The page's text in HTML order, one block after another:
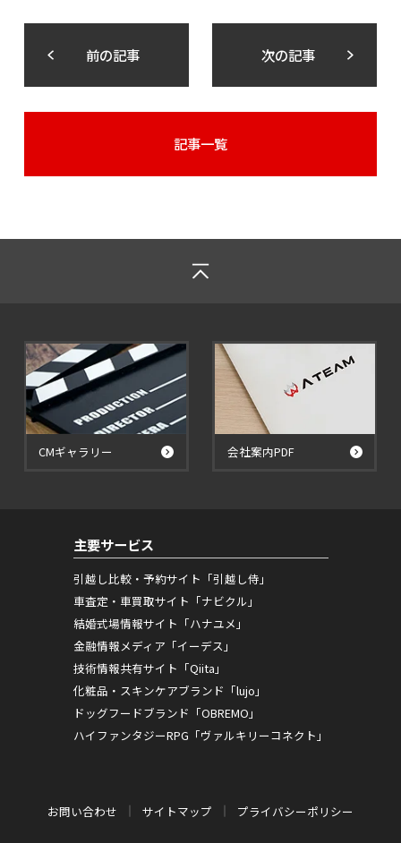
前の記事 次の記事
記事一覧
CMギャラリー 会社案内PDF
主要サービス
引越し比較・予約サイト「引越し侍」
車査定・車買取サイト「ナビクル」
結婚式場情報サイト「ハナユメ」
金融情報メディア「イーデス」
技術情報共有サイト「Qiita」
化粧品・スキンケアブランド「lujo」
ドッグフードブランド「OBREMO」
ハイファンタジーRPG「ヴァルキリーコネクト」
お問い合わせ サイトマップ プライバシーポリシー